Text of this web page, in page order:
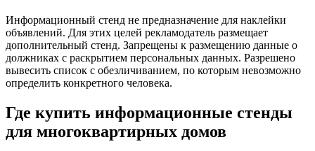
Информационный стенд не предназначение для наклейки
объявлений. Для этих целей рекламодатель размещает
дополнительный стенд. Запрещены к размещению данные о
должниках с раскрытием персональных данных. Разрешено
вывесить список с обезличиванием, по которым невозможно
определить конкретного человека.
Где купить информационные стенды
для многоквартирных домов